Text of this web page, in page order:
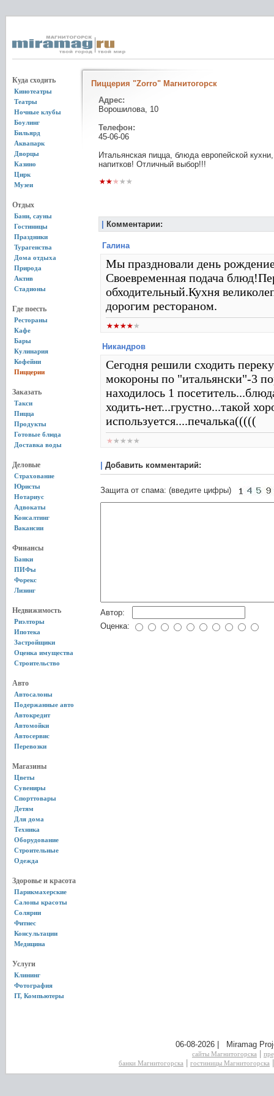
Куда сходить
Кинотеатры
Театры
Ночные клубы
Боулинг
Бильярд
Аквапарк
Дворцы
Казино
Цирк
Музеи
Отдых
Бани, сауны
Гостиницы
Праздники
Турагенства
Дома отдыха
Природа
Актив
Стадионы
Где поесть
Рестораны
Кафе
Бары
Кулинария
Кофейни
Пиццерии
Заказать
Такси
Пицца
Продукты
Готовые блюда
Доставка воды
Деловые
Страхование
Юристы
Нотариус
Адвокаты
Консалтинг
Вакансии
Финансы
Банки
ПИФы
Форекс
Лизинг
Недвижимость
Риэлторы
Ипотека
Застройщики
Оценка имущества
Строительство
Авто
Автосалоны
Подержанные авто
Автокредит
Автомойки
Автосервис
Перевозки
Магазины
Цветы
Сувениры
Спорттовары
Детям
Для дома
Техника
Оборудование
Строительные
Одежда
Здоровье и красота
Парикмахерские
Салоны красоты
Солярии
Фитнес
Консультации
Медицина
Услуги
Клининг
Фотография
IT, Компьютеры
Пиццерия "Zorro" Магнитогорск
Адрес:
Ворошилова, 10
Телефон:
45-06-06
Итальянская пицца, блюда европейской
напитков! Отличный выбор!!!
Комментарии:
Галина
Мы праздновали день
Своевременная подача
обходительный.Кухня
дорогим рестораном.
Никандров
Сегодня решили сходить
мокороны по "итальянски"-3
находилось 1
ходить-нет...грустно...такой
используется....печалька(((((
Добавить комментарий:
Защита от спама: (введите цифры)
Автор:
Оценка:
06-08-2026 | Miramag
сайты Магнитогорска
банки Магнитогорска
гостиницы Магнитогорска